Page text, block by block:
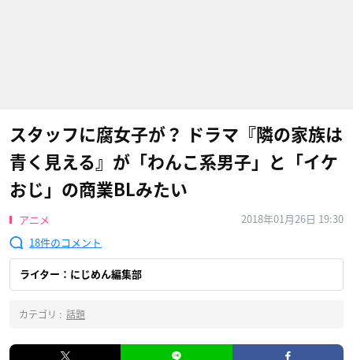
スタッフに腐女子が？ ドラマ『隣の家族は
青く見える』が「わんこ系男子」と「イケ
おじ」の商業BLみたい
アニメ
2018年01月26日 19:30
18
ライター：にじめん編集部
カテゴリ : 話題